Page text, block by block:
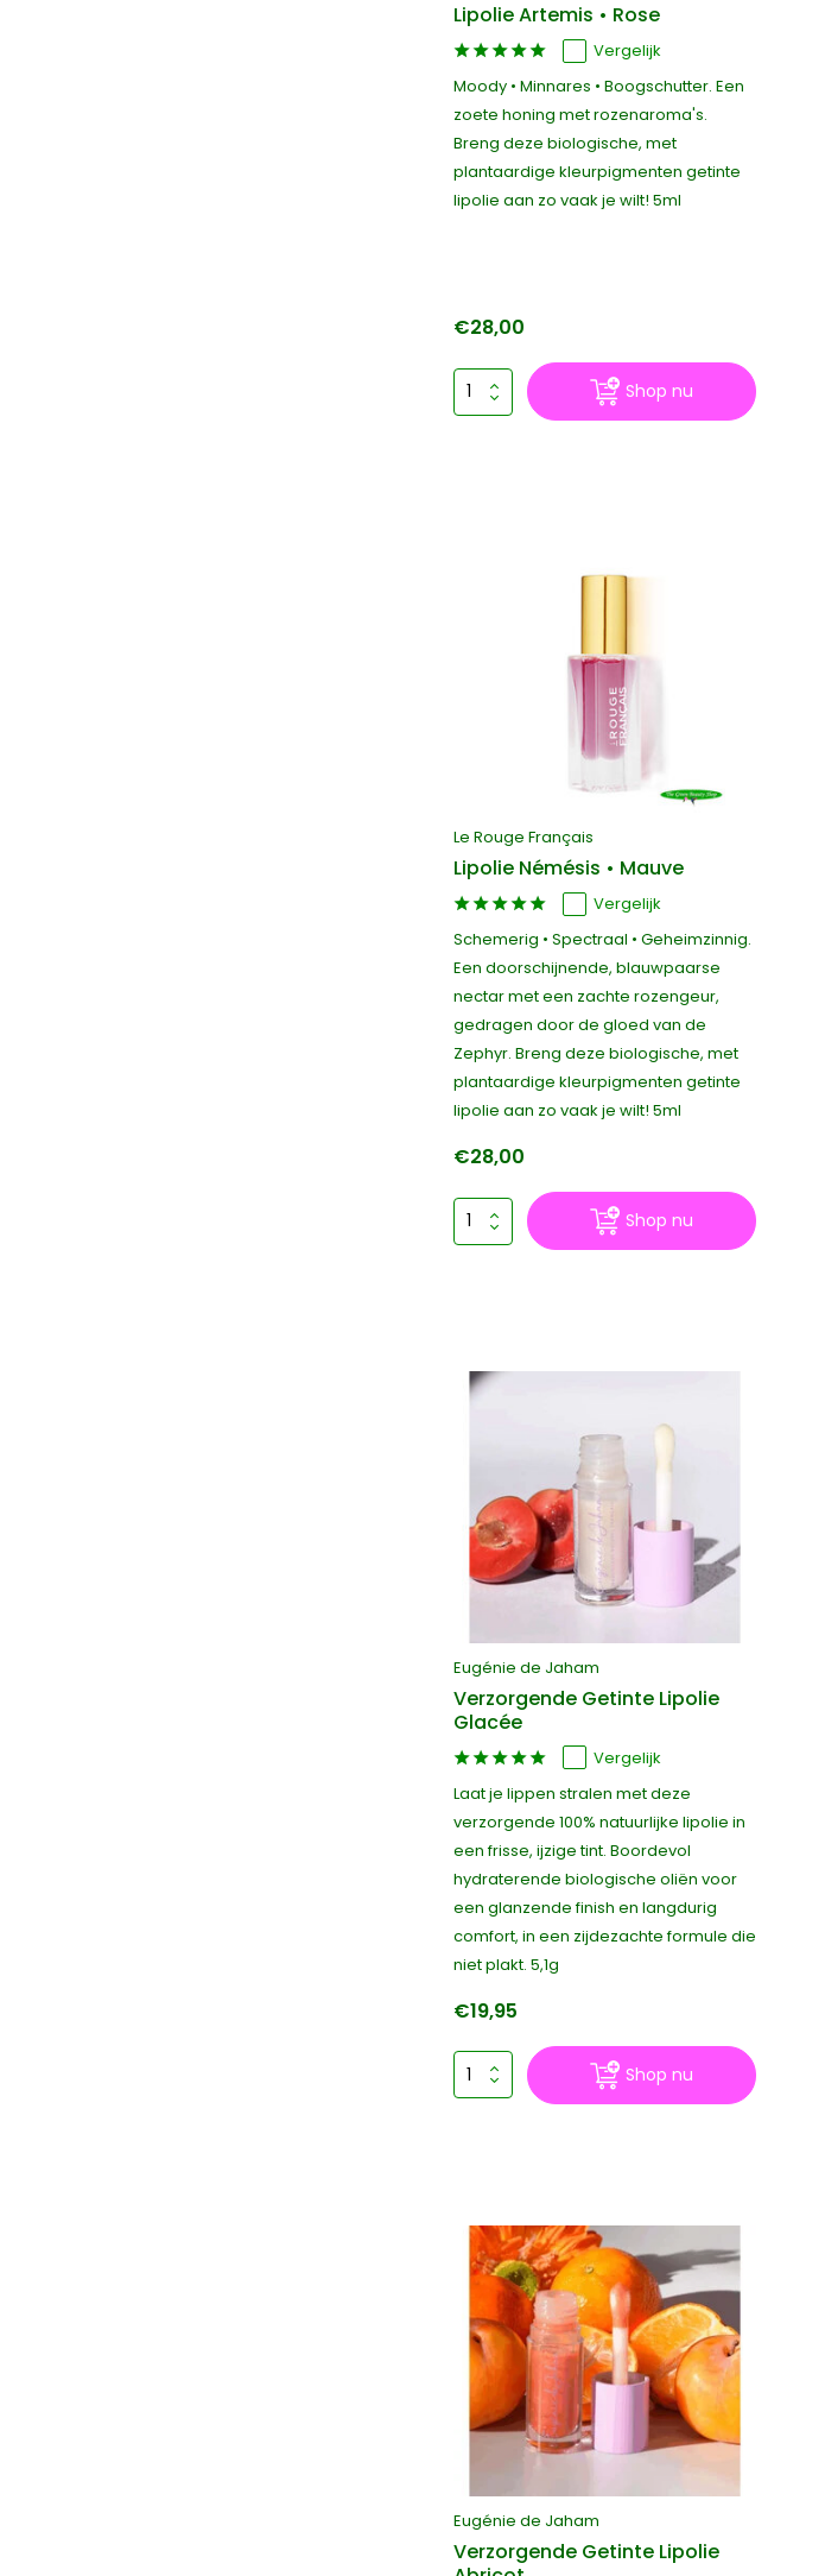
Lipolie Artemis • Rose
Vergelijk
Moody • Minnares • Boogschutter. Een
zoete honing met rozenaroma's.
Breng deze biologische, met
plantaardige kleurpigmenten getinte
lipolie aan zo vaak je wilt! 5ml
€28,00
Shop nu
Le Rouge Français
Lipolie Némésis • Mauve
Vergelijk
Schemerig • Spectraal • Geheimzinnig.
Een doorschijnende, blauwpaarse
nectar met een zachte rozengeur,
gedragen door de gloed van de
Zephyr. Breng deze biologische, met
plantaardige kleurpigmenten getinte
lipolie aan zo vaak je wilt! 5ml
€28,00
Shop nu
Eugénie de Jaham
Verzorgende Getinte Lipolie
Glacée
Vergelijk
Laat je lippen stralen met deze
verzorgende 100% natuurlijke lipolie in
een frisse, ijzige tint. Boordevol
hydraterende biologische oliën voor
een glanzende finish en langdurig
comfort, in een zijdezachte formule die
niet plakt. 5,1g
€19,95
Shop nu
Eugénie de Jaham
Verzorgende Getinte Lipolie